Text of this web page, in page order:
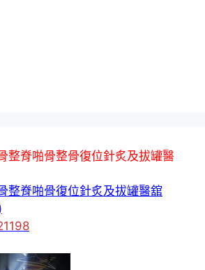
整脊啪骨整骨復位針炙及拔罐醫
整脊啪骨復位針炙及拔罐醫舘